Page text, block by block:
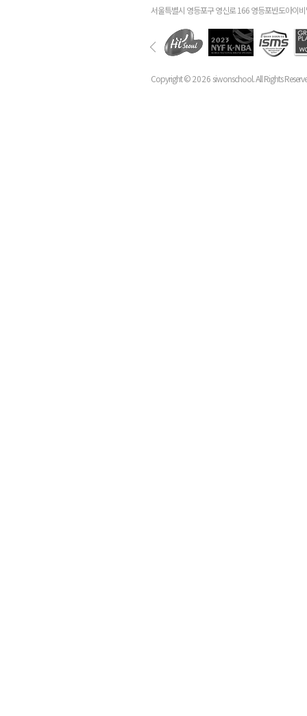
서울특별시 영등포구 영신로 166 영등포반도아이
Copyright ©2026 siwonschool. All Rights